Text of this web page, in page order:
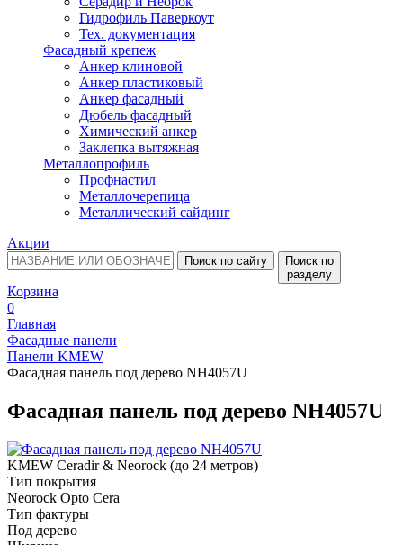
Гидрофиль Паверкоут
Тех. документация
Фасадный крепеж
Анкер клиновой
Анкер пластиковый
Анкер фасадный
Дюбель фасадный
Химический анкер
Заклепка вытяжная
Металлопрофиль
Профнастил
Металлочерепица
Металлический сайдинг
Акции
Поиск по сайту
Поиск по
разделу
Корзина
0
Главная
Фасадные панели
Панели KMEW
Фасадная панель под дерево NH4057U
Фасадная панель под дерево NH4057U
KMEW Ceradir & Neorock (до 24 метров)
Тип покрытия
Neorock Opto Cera
Тип фактуры
Под дерево